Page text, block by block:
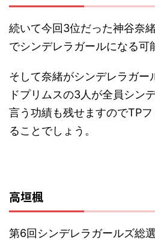
続いて今回3位だった神谷奈
でシンデレラガールになる可
そして奈緒がシンデレラガー
ドプリムスの3人が全員シン
言う功績も残せますのでTP
ることでしょう。
高垣楓
第6回シンデレラガールズ総